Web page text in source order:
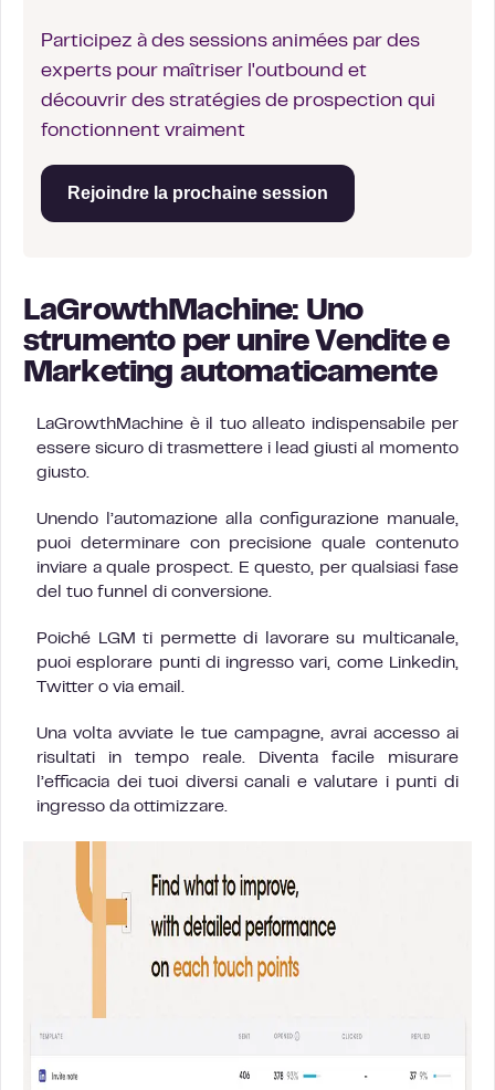
Participez à des sessions animées par des
experts pour maîtriser l'outbound et
découvrir des stratégies de prospection qui
fonctionnent vraiment
Rejoindre la prochaine session
LaGrowthMachine: Uno
strumento per unire Vendite e
Marketing automaticamente
LaGrowthMachine è il tuo alleato indispensabile per
essere sicuro di trasmettere i lead giusti al momento
giusto.
Unendo l’automazione alla configurazione manuale,
puoi determinare con precisione quale contenuto
inviare a quale prospect. E questo, per qualsiasi fase
del tuo funnel di conversione.
Poiché LGM ti permette di lavorare su multicanale,
puoi esplorare punti di ingresso vari, come Linkedin,
Twitter o via email.
Una volta avviate le tue campagne, avrai accesso ai
risultati in tempo reale. Diventa facile misurare
l’efficacia dei tuoi diversi canali e valutare i punti di
ingresso da ottimizzare.